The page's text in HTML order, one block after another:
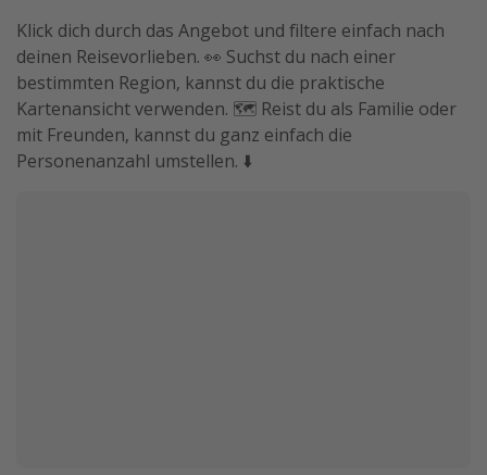
Klick dich durch das Angebot und filtere einfach nach
deinen Reisevorlieben. 👀 Suchst du nach einer
bestimmten Region, kannst du die praktische
Kartenansicht verwenden. 🗺️ Reist du als Familie oder
mit Freunden, kannst du ganz einfach die
Personenanzahl umstellen. ⬇️